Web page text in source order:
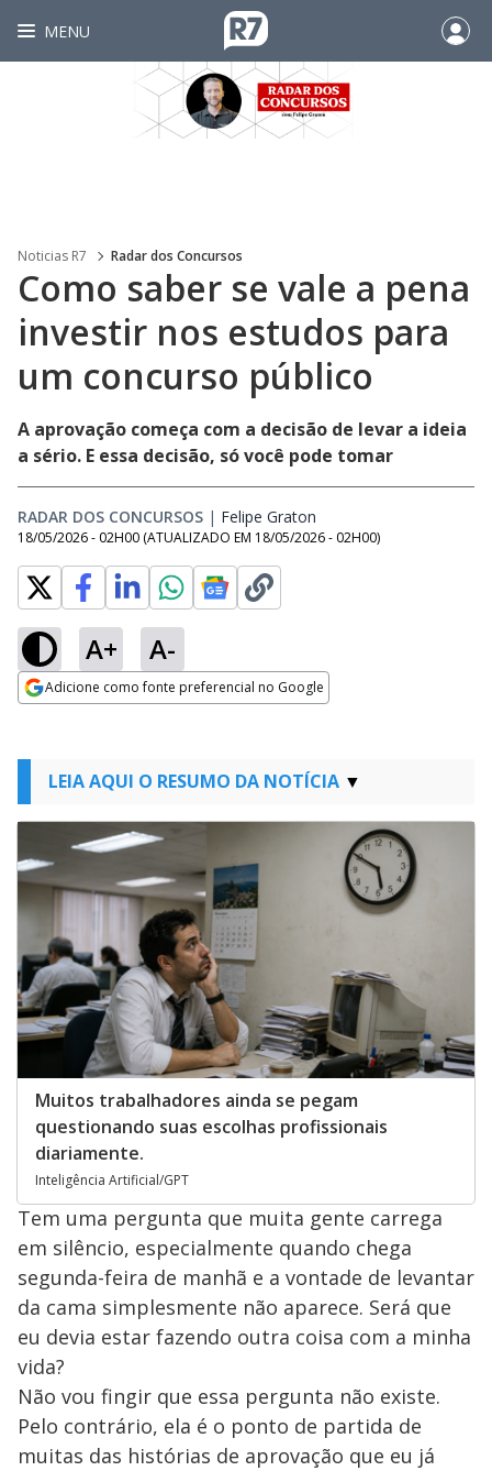
MENU
Noticias R7 Radar dos Concursos
Como saber se vale a pena
investir nos estudos para
um concurso público
A aprovação começa com a decisão de levar a ideia
a sério. E essa decisão, só você pode tomar
RADAR DOS CONCURSOS | Felipe Graton
18/05/2026 - 02H00 (ATUALIZADO EM 18/05/2026 - 02H00)
A+ A-
Adicione como fonte preferencial no Google
LEIA AQUI O RESUMO DA NOTÍCIA
Muitos trabalhadores ainda se pegam
questionando suas escolhas profissionais
diariamente.
Inteligência Artificial/GPT
Tem uma pergunta que muita gente carrega
em silêncio, especialmente quando chega
segunda-feira de manhã e a vontade de levantar
da cama simplesmente não aparece. Será que
eu devia estar fazendo outra coisa com a minha
vida?
Não vou fingir que essa pergunta não existe.
Pelo contrário, ela é o ponto de partida de
muitas das histórias de aprovação que eu já